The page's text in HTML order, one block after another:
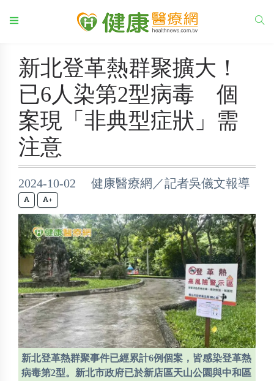
新北登革熱群聚擴大！
已6人染第2型病毒 個
案現「非典型症狀」需
注意
2024-10-02 健康醫療網／記者吳儀文報導
+
新北登革熱群聚事件已經累計6例個案，皆感染登革熱
病毒第2型。新北市政府已於新店區天山公園與中和區